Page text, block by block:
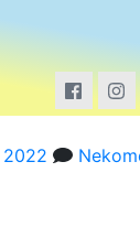
2022